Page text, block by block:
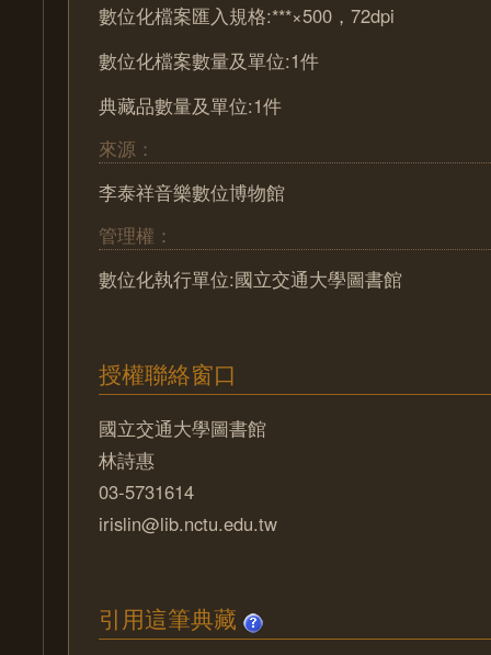
數位化檔案匯入規格:***×500，72dpi
數位化檔案數量及單位:1件
典藏品數量及單位:1件
來源：
李泰祥音樂數位博物館
管理權：
數位化執行單位:國立交通大學圖書館
授權聯絡窗口
國立交通大學圖書館
林詩惠
03-5731614
irislin@lib.nctu.edu.tw
引用這筆典藏